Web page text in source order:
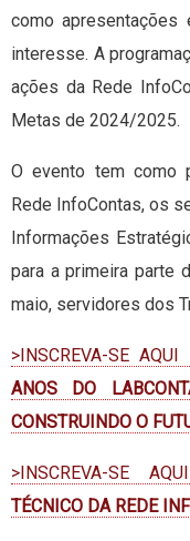
como
interesse. A
ações da Rede
Metas de 2024/2025.
O evento tem como
Rede InfoContas, os
Informações
para a primeira parte
maio, servidores dos
>INSCREVA-SE
ANOS DO
CONSTRUINDO O
>INSCREVA-SE
TÉCNICO DA REDE